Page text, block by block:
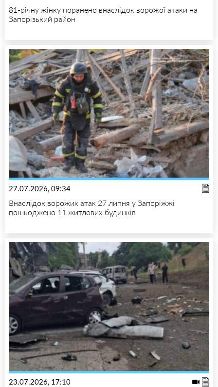
81-річну жінку поранено внаслідок ворожої атаки на
Запорізький район
27.07.2026, 09:34
Внаслідок ворожих атак 27 липня у Запоріжжі
пошкоджено 11 житлових будинків
23.07.2026, 17:10